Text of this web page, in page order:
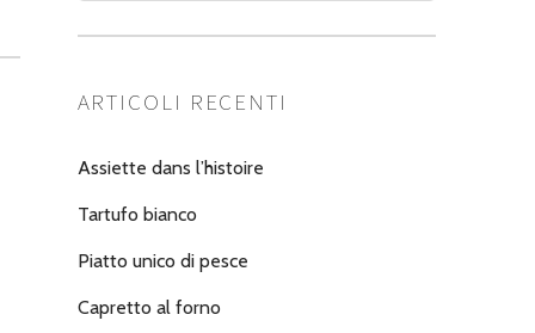
ARTICOLI RECENTI
Assiette dans l’histoire
Tartufo bianco
Piatto unico di pesce
Capretto al forno